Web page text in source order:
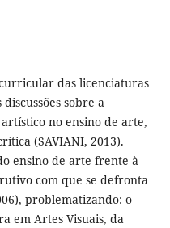
das licenciaturas
sobre a
no ensino de arte,
(SAVIANI, 2013).
ensino de arte frente à
com que se defronta
problematizando: o
em Artes Visuais, da